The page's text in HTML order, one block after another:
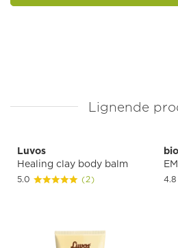
Lignende
Luvos
Healing clay body balm
5.0 (2) 4.8